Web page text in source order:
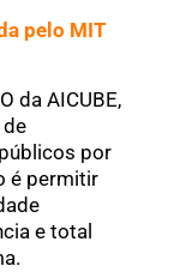
pelo MIT
da AICUBE,
por
é permitir
e total